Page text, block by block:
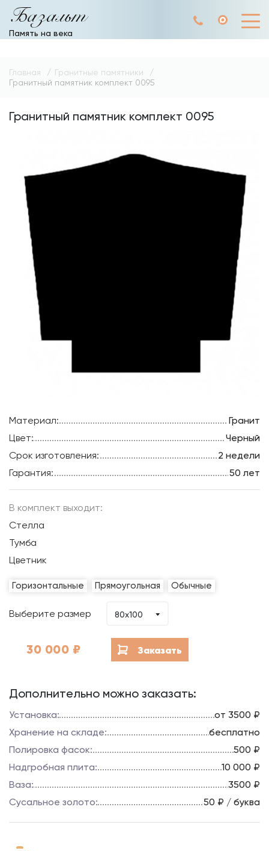
Базальт
Память на века
Главная
Гранитные памятники
Гранитный памятник комплект 0095
Гранитный памятник комплект 0095
Материал:
Гранит
Цвет:
Черный
Срок изготовления:
2 недели
Гарантия:
50 лет
В комплект выходит:
Стелла
Тумба
Цветник
Горизонтальные Прямоугольная Обычные
Выберите размер 80x100
30 000 ₽ Заказать
Дополнительно можно заказать:
Установка:
от 3500 ₽
Хранение на складе:
бесплатно
Полировка фасок:
500 ₽
Надгробная плита:
10 000 ₽
Ваза:
3500 ₽
Сусальное золото:
50 ₽ / буква